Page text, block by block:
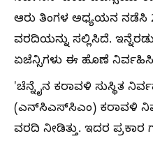
ಆರು ತಿಂಗಳ ಅಧ್ಯಯನ ನಡೆಸಿ
ವರದಿಯನ್ನು ಸಲ್ಲಿಸಿದೆ.
ಏಜೆನ್ಸಿಗಳು ಈ ಹೊಣೆ
'ಚೆನ್ನೈನ ಕರಾವಳಿ ಸುಸ್ಥಿತ
(ಎನ್‌ಸಿಎಸ್‌ಸಿಎಂ) ಕರಾವಳಿ
ವರದಿ ನೀಡಿತ್ತು. ಇದರ ಪ್ರಕಾರ